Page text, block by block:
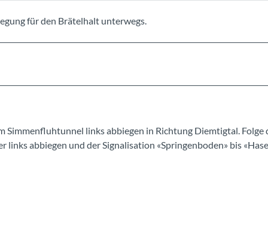
für den Brätelhalt unterwegs.
Simmenfluhtunnel links abbiegen in Richtung Diemtigtal. Folge
abbiegen und der Signalisation «Springenboden» bis